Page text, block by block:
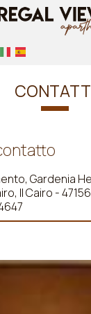
POSIZIONE
FAQ
Gardenia
Il Cairo -